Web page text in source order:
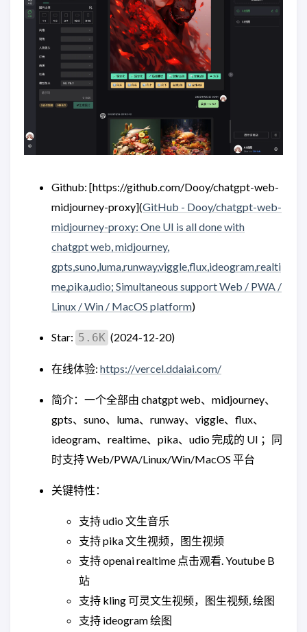
Github: [https://github.com/Dooy/chatgpt-web-
midjourney-proxy](GitHub - Dooy/chatgpt-web-
midjourney-proxy: One UI is all done with
chatgpt web, midjourney,
gpts,suno,luma,runway,viggle,flux,ideogram,realti
me,pika,udio; Simultaneous support Web / PWA /
Linux / Win / MacOS platform)
Star: 5.6K (2024-12-20)
在线体验: https://vercel.ddaiai.com/
简介：一个全部由 chatgpt web、midjourney、
gpts、suno、luma、runway、viggle、flux、
ideogram、realtime、pika、udio 完成的 UI ；同
时支持 Web/PWA/Linux/Win/MacOS 平台
关键特性：
支持 udio 文生音乐
支持 pika 文生视频，图生视频
支持 openai realtime 点击观看. Youtube B
站
支持 kling 可灵文生视频，图生视频, 绘图
支持 ideogram 绘图